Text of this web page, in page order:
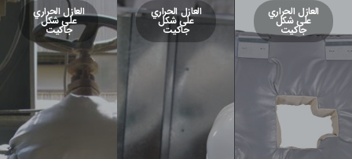
العازل الحراري
على شكل
جاكيت
العازل الحراري
على شكل
جاكيت
العازل الحراري
على شكل
جاكيت